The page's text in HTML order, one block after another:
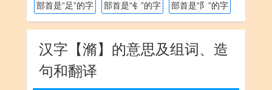
部首是“足”的字
部首是“钅”的字 部首是“阝”的字
汉字【滫】的意思及组词、造
句和翻译